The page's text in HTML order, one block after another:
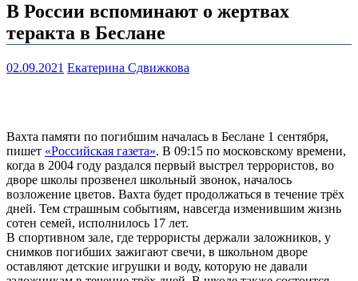
В России вспоминают о жертвах
теракта в Беслане
02.09.2021 Екатерина Сдвижкова
Вахта памяти по погибшим началась в Беслане 1 сентября,
пишет «Российская газета». В 09:15 по московскому времени,
когда в 2004 году раздался первый выстрел террористов, во
дворе школы прозвенел школьный звонок, началось
возложение цветов. Вахта будет продолжаться в течение трёх
дней. Тем страшным событиям, навсегда изменившим жизнь
сотен семей, исполнилось 17 лет.
В спортивном зале, где террористы держали заложников, у
снимков погибших зажигают свечи, в школьном дворе
оставляют детские игрушки и воду, которую не давали